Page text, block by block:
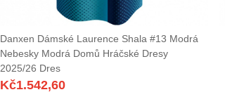
Danxen Dámské Laurence Shala #13 Modrá
Nebesky Modrá Domů Hráčské Dresy
2025/26 Dres
Kč1.542,60